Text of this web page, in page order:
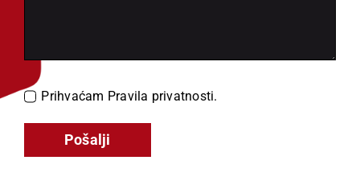
Prihvaćam Pravila privatnosti.
Pošalji